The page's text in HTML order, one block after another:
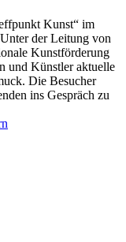
Kunst“ im
Unter der Leitung von
Kunstförderung
und Künstler aktuelle
Die Besucher
ins Gespräch zu